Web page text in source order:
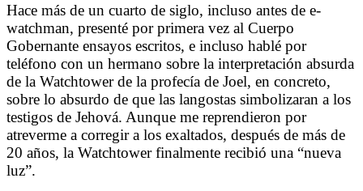
Hace más de un cuarto de siglo, incluso antes de e-
watchman, presenté por primera vez al Cuerpo
Gobernante ensayos escritos, e incluso hablé por
teléfono con un hermano sobre la interpretación absurda
de la Watchtower de la profecía de Joel, en concreto,
sobre lo absurdo de que las langostas simbolizaran a los
testigos de Jehová. Aunque me reprendieron por
atreverme a corregir a los exaltados, después de más de
20 años, la Watchtower finalmente recibió una “nueva
luz”.